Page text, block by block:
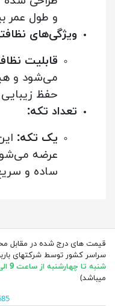
و طول عمر
ویژگی‌های
قابلیت
می‌شود و
حفظ زیبایی
تعداد تکه:
یک تکه:
عرضه
ساده و
قیمت های درج شده در مقابل
سراسر کشور توسط شرکتهای
شنبه تا چهارشنبه از ساعت 9 الی 17
میباشد)